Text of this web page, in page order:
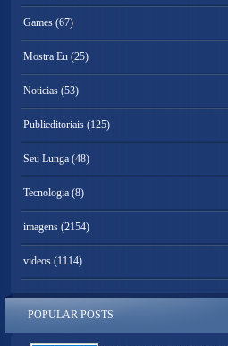
Games (67)
Mostra Eu (25)
Noticias (53)
Publieditoriais (125)
Seu Lunga (48)
Tecnologia (8)
imagens (2154)
videos (1114)
POPULAR POSTS